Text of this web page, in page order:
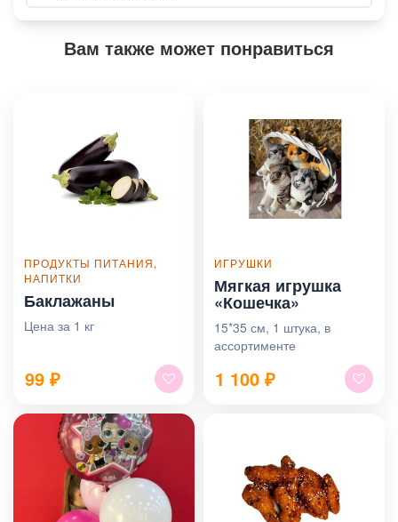
Вам также может понравиться
ПРОДУКТЫ ПИТАНИЯ,
НАПИТКИ
Баклажаны
Цена за 1 кг
99 ₽
ИГРУШКИ
Мягкая игрушка
«Кошечка»
15*35 см, 1 штука, в
ассортименте
1 100 ₽